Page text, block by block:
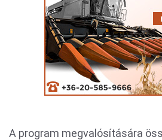
A program megvalósítására